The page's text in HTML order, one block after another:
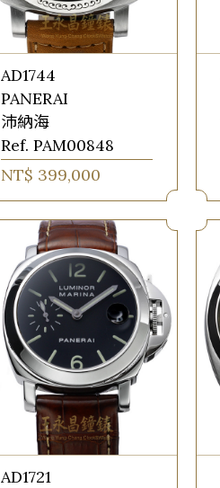
AD1744
PANERAI
沛納海
Ref. PAM00848
NT$ 399,000
AD1721